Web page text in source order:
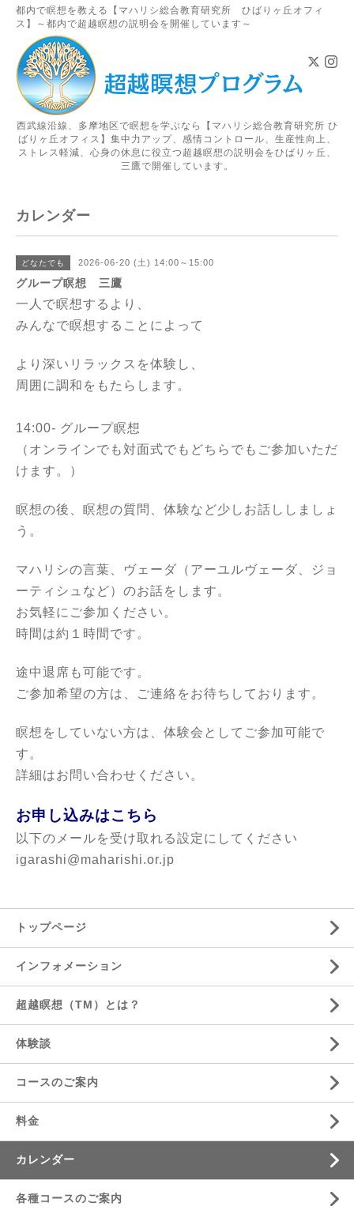
都内で瞑想を教える【マハリシ総合教育研究所 ひばりヶ丘オフィ
ス】～都内で超越瞑想の説明会を開催しています～
西武線沿線、多摩地区で瞑想を学ぶなら【マハリシ総合教育研究所 ひ
ばりヶ丘オフィス】集中力アップ、感情コントロール、生産性向上、
ストレス軽減、心身の休息に役立つ超越瞑想の説明会をひばりヶ丘、
三鷹で開催しています。
カレンダー
どなたでも 2026-06-20 (土) 14:00～15:00
グループ瞑想 三鷹
一人で瞑想するより、
みんなで瞑想することによって
より深いリラックスを体験し、
周囲に調和をもたらします。
14:00- グループ瞑想
（オンラインでも対面式でもどちらでもご参加いただ
けます。）
瞑想の後、瞑想の質問、体験など少しお話ししましょ
う。
マハリシの言葉、ヴェーダ（アーユルヴェーダ、ジョ
ーティシュなど）のお話をします。
お気軽にご参加ください。
時間は約１時間です。
途中退席も可能です。
ご参加希望の方は、ご連絡をお待ちしております。
瞑想をしていない方は、体験会としてご参加可能で
す。
詳細はお問い合わせください。
お申し込みはこちら
以下のメールを受け取れる設定にしてください
igarashi@maharishi.or.jp
トップページ
インフォメーション
超越瞑想（TM）とは？
体験談
コースのご案内
料金
カレンダー
各種コースのご案内